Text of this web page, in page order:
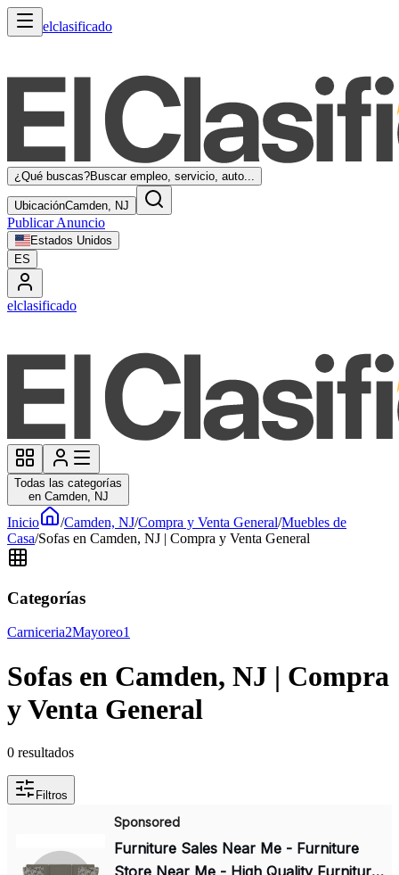
elclasificado
¿Qué buscas?Buscar empleo, servicio, auto...
UbicaciónCamden, NJ
Publicar Anuncio
Estados Unidos
ES
elclasificado
Todas las categorías
en Camden, NJ
Inicio /Camden, NJ/Compra y Venta General/Muebles de
Casa/Sofas en Camden, NJ | Compra y Venta General
Categorías
Carniceria2Mayoreo1
Sofas en Camden, NJ | Compra
y Venta General
0 resultados
Filtros